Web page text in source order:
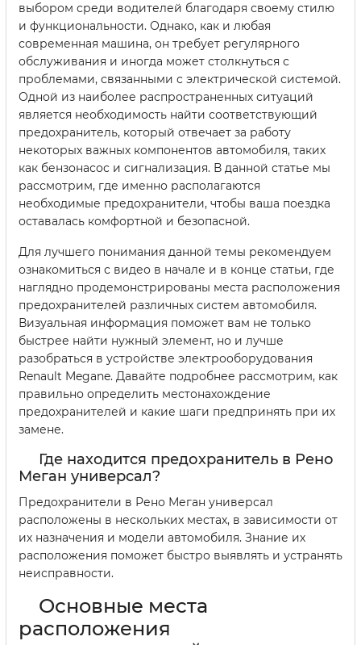
выбором среди водителей благодаря своему стилю
и функциональности. Однако, как и любая
современная машина, он требует регулярного
обслуживания и иногда может столкнуться с
проблемами, связанными с электрической системой.
Одной из наиболее распространенных ситуаций
является необходимость найти соответствующий
предохранитель, который отвечает за работу
некоторых важных компонентов автомобиля, таких
как бензонасос и сигнализация. В данной статье мы
рассмотрим, где именно располагаются
необходимые предохранители, чтобы ваша поездка
оставалась комфортной и безопасной.
Для лучшего понимания данной темы рекомендуем
ознакомиться с видео в начале и в конце статьи, где
наглядно продемонстрированы места расположения
предохранителей различных систем автомобиля.
Визуальная информация поможет вам не только
быстрее найти нужный элемент, но и лучше
разобраться в устройстве электрооборудования
Renault Megane. Давайте подробнее рассмотрим, как
правильно определить местонахождение
предохранителей и какие шаги предпринять при их
замене.
Где находится предохранитель в Рено
Меган универсал?
Предохранители в Рено Меган универсал
расположены в нескольких местах, в зависимости от
их назначения и модели автомобиля. Знание их
расположения поможет быстро выявлять и устранять
неисправности.
Основные места
расположения